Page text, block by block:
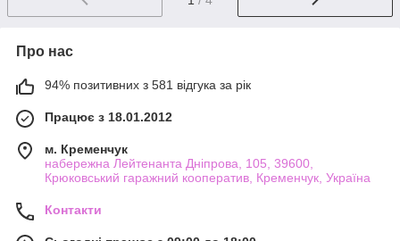
Про нас
94% позитивних з 581 відгука за рік
Працює з 18.01.2012
м. Кременчук
набережна Лейтенанта Дніпрова, 105, 39600,
Крюковський гаражний кооператив, Кременчук, Україна
Контакти